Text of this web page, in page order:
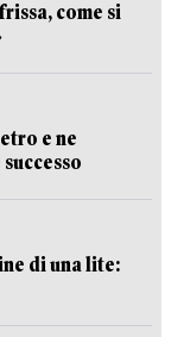
come si
e ne
di una lite: